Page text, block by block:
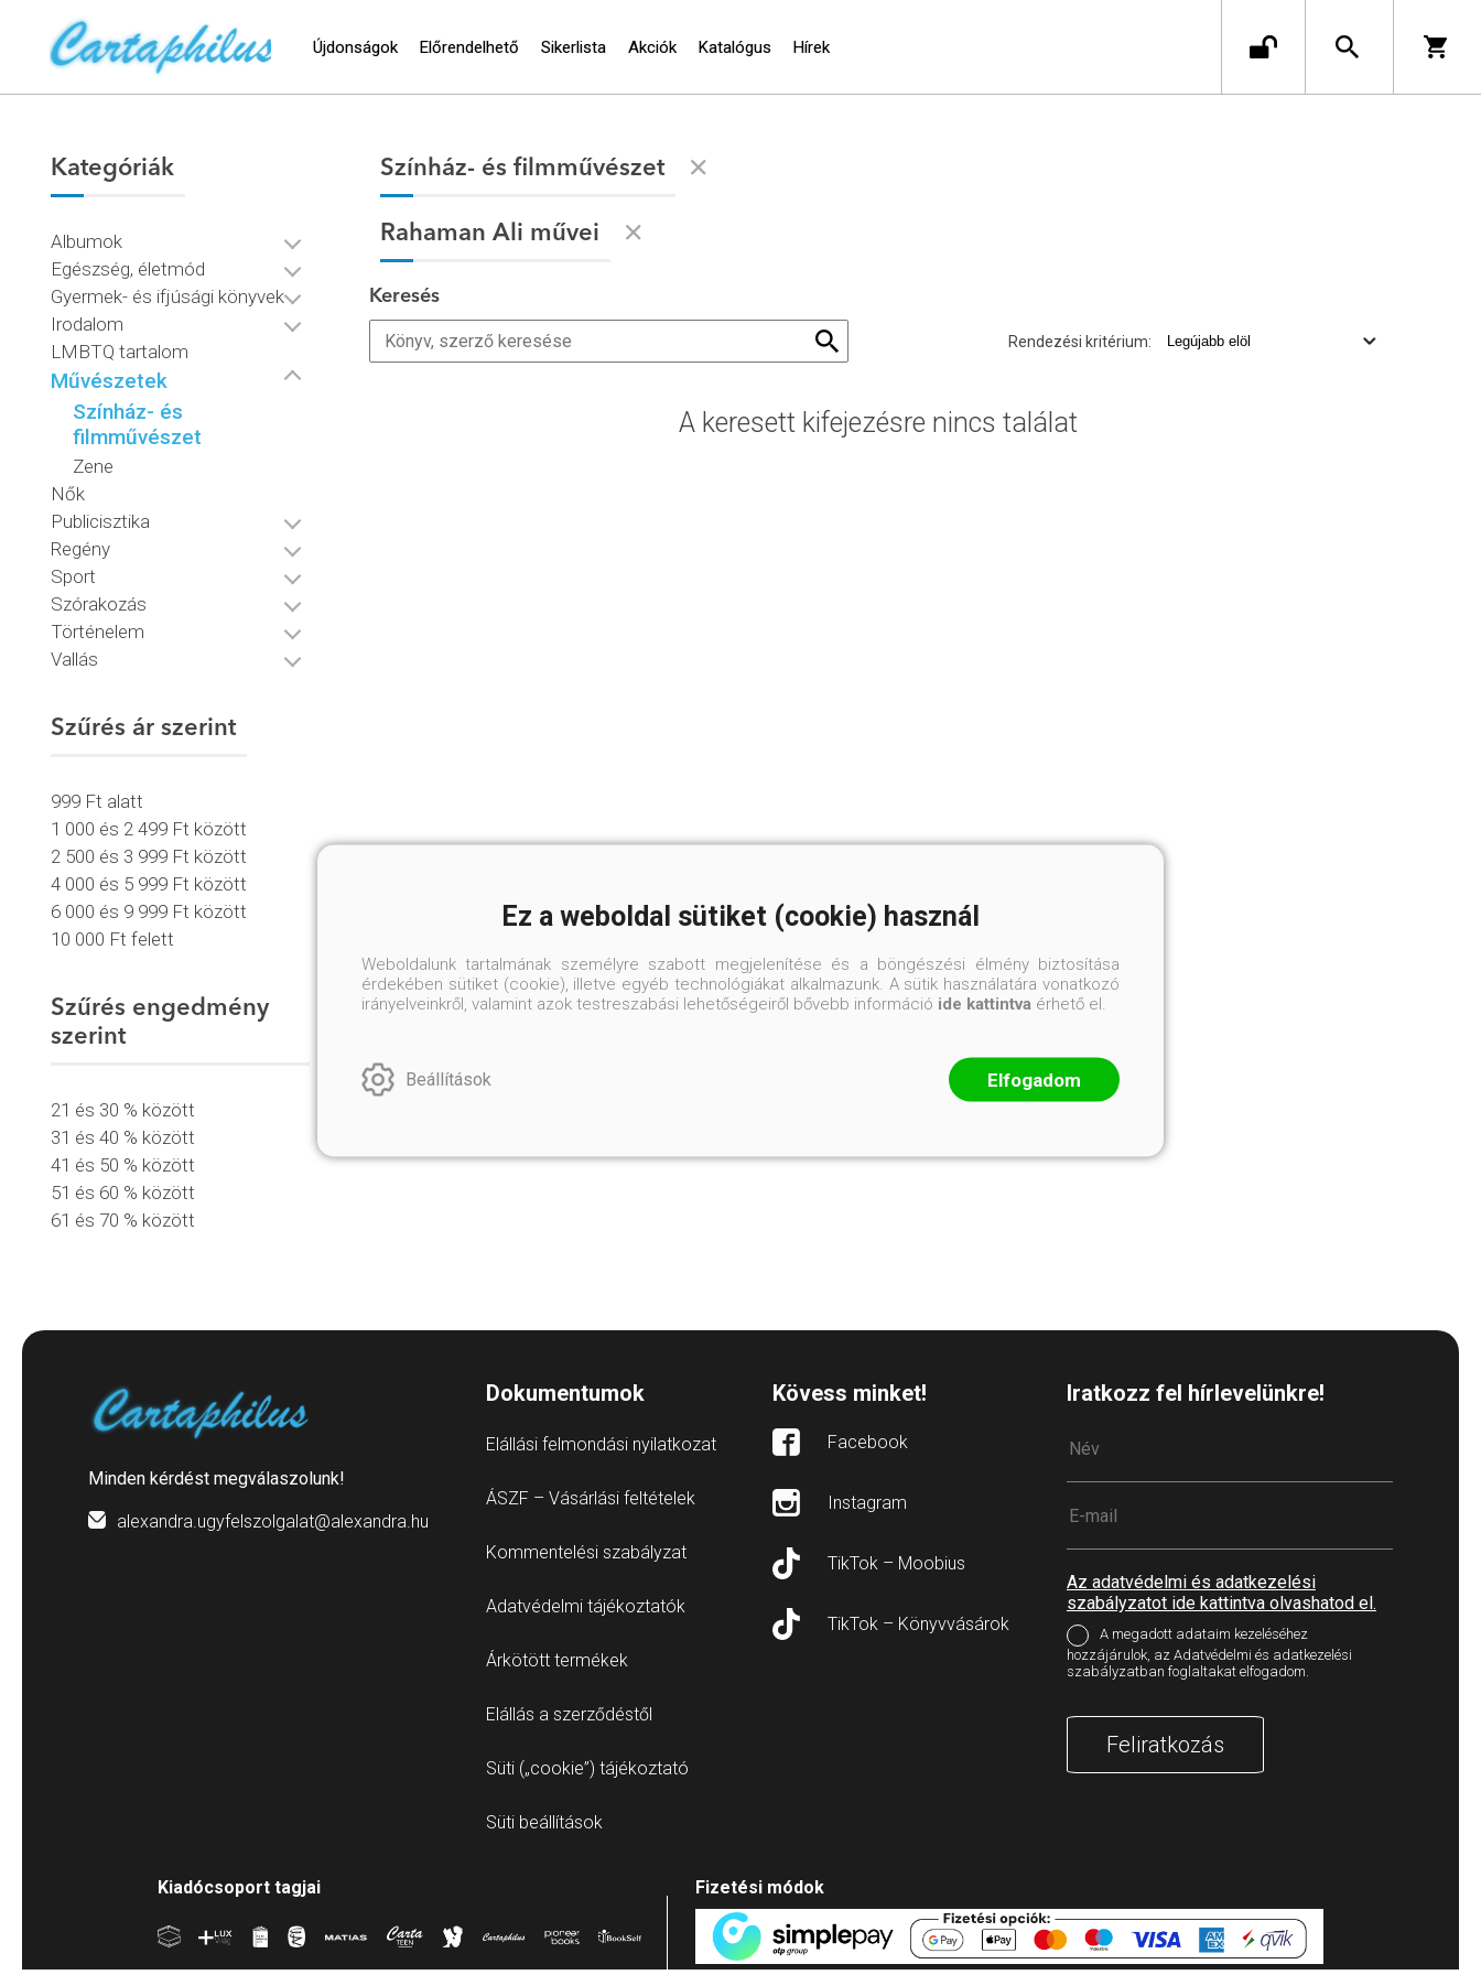
Újdonságok Előrendelhető Sikerlista Akciók Katalógus Hírek
Kategóriák
Albumok
Egészség, életmód
Gyermek- és ifjúsági könyvek
Irodalom
LMBTQ tartalom
Művészetek
Színház- és
filmművészet
Zene
Nők
Publicisztika
Regény
Sport
Szórakozás
Történelem
Vallás
Szűrés ár szerint
999 Ft alatt
1 000 és 2 499 Ft között
2 500 és 3 999 Ft között
4 000 és 5 999 Ft között
6 000 és 9 999 Ft között
10 000 Ft felett
Szűrés engedmény
szerint
21 és 30 % között
31 és 40 % között
41 és 50 % között
51 és 60 % között
61 és 70 % között
Színház- és filmművészet
Rahaman Ali művei
Rendezési kritérium:
Keresés
A keresett kifejezésre nincs találat
Minden kérdést megválaszolunk!
alexandra.ugyfelszolgalat@alexandra.hu
Dokumentumok
Elállási felmondási nyilatkozat
ÁSZF – Vásárlási feltételek
Kommentelési szabályzat
Adatvédelmi tájékoztatók
Árkötött termékek
Elállás a szerződéstől
Süti („cookie”) tájékoztató
Süti beállítások
Kövess minket!
Facebook
Instagram
TikTok – Moobius
TikTok – Könyvvásárok
Iratkozz fel hírlevelünkre!
Az adatvédelmi és adatkezelési
szabályzatot ide kattintva olvashatod el.
A megadott adataim kezeléséhez
hozzájárulok, az Adatvédelmi és adatkezelési
szabályzatban foglaltakat elfogadom.
Feliratkozás
Kiadócsoport tagjai Fizetési módok
Ez a weboldal sütiket (cookie) használ
Weboldalunk tartalmának személyre szabott megjelenítése és a böngészési élmény biztosítása
érdekében sütiket (cookie), illetve egyéb technológiákat alkalmazunk. A sütik használatára vonatkozó
irányelveinkről, valamint azok testreszabási lehetőségeiről bővebb információ ide kattintva érhető el.
Beállítások Elfogadom